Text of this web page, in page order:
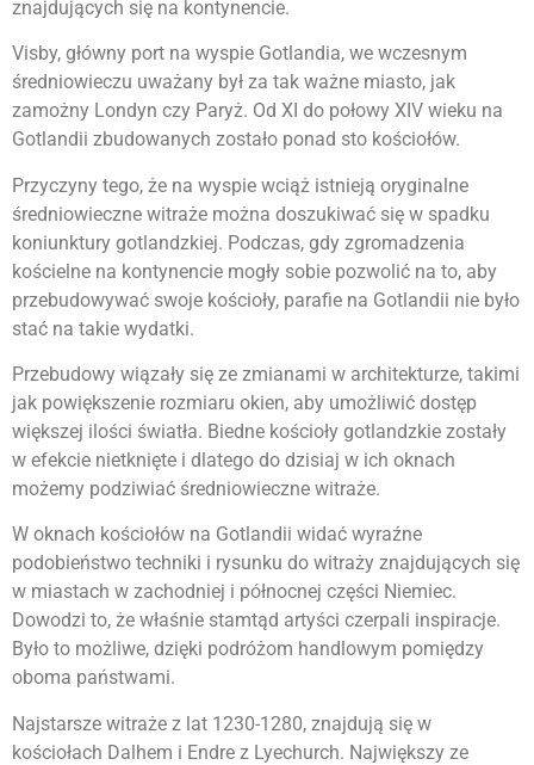
znajdujących się na kontynencie.
Visby, główny port na wyspie Gotlandia, we wczesnym
średniowieczu uważany był za tak ważne miasto, jak
zamożny Londyn czy Paryż. Od XI do połowy XIV wieku na
Gotlandii zbudowanych zostało ponad sto kościołów.
Przyczyny tego, że na wyspie wciąż istnieją oryginalne
średniowieczne witraże można doszukiwać się w spadku
koniunktury gotlandzkiej. Podczas, gdy zgromadzenia
kościelne na kontynencie mogły sobie pozwolić na to, aby
przebudowywać swoje kościoły, parafie na Gotlandii nie było
stać na takie wydatki.
Przebudowy wiązały się ze zmianami w architekturze, takimi
jak powiększenie rozmiaru okien, aby umożliwić dostęp
większej ilości światła. Biedne kościoły gotlandzkie zostały
w efekcie nietknięte i dlatego do dzisiaj w ich oknach
możemy podziwiać średniowieczne witraże.
W oknach kościołów na Gotlandii widać wyraźne
podobieństwo techniki i rysunku do witraży znajdujących się
w miastach w zachodniej i północnej części Niemiec.
Dowodzi to, że właśnie stamtąd artyści czerpali inspiracje.
Było to możliwe, dzięki podróżom handlowym pomiędzy
oboma państwami.
Najstarsze witraże z lat 1230-1280, znajdują się w
kościołach Dalhem i Endre z Lyechurch. Największy ze